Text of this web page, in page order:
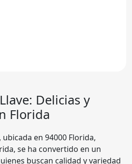
Delicias y
Florida
ubicada en 94000 Florida,
se ha convertido en un
buscan calidad y variedad